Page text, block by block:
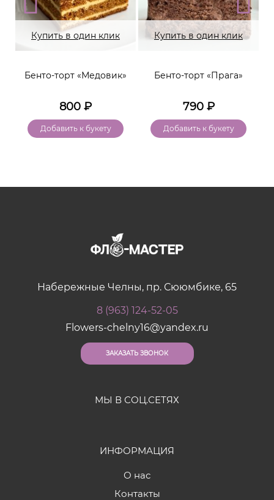
Купить в один клик
Бенто-торт «Медовик»
800 ₽
Добавить к букету
Купить в один клик
Бенто-торт «Прага»
790₽
Добавить к букету
Набережные Челны, пр. Сююмбике, 65
8 (963) 124-52-05
Flowers-chelny16@yandex.ru
ЗАКАЗАТЬ ЗВОНОК
МЫ В СОЦ.СЕТЯХ
ИНФОРМАЦИЯ
О нас
Контакты